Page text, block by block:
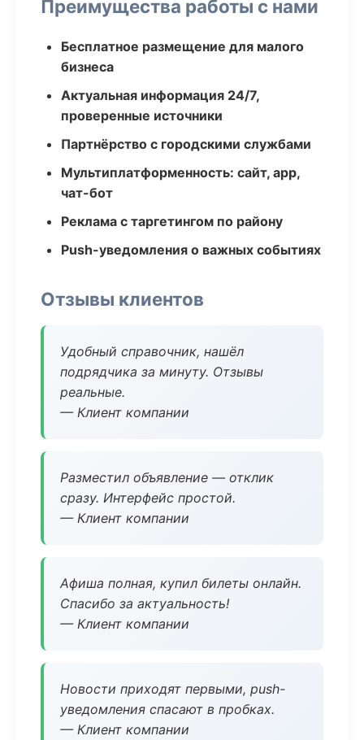
Преимущества работы с нами
Бесплатное размещение для малого
бизнеса
Актуальная информация 24/7,
проверенные источники
Партнёрство с городскими службами
Мультиплатформенность: сайт, app,
чат-бот
Реклама с таргетингом по району
Push-уведомления о важных событиях
Отзывы клиентов
Удобный справочник, нашёл
подрядчика за минуту. Отзывы
реальные.
— Клиент компании
Разместил объявление — отклик
сразу. Интерфейс простой.
— Клиент компании
Афиша полная, купил билеты онлайн.
Спасибо за актуальность!
— Клиент компании
Новости приходят первыми, push-
уведомления спасают в пробках.
— Клиент компании